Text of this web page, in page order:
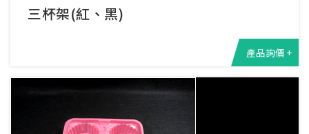
三杯架(紅、黑)
產品詢價 +